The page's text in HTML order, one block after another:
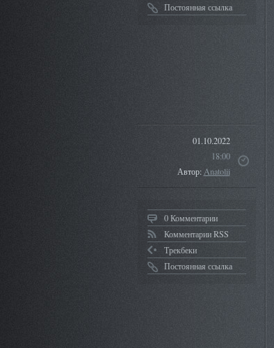
Постоянная ссылка
01.10.2022
18:00
Автор:Anatolii
0 Комментарии
Комментарии RSS
Трекбеки
Постоянная ссылка